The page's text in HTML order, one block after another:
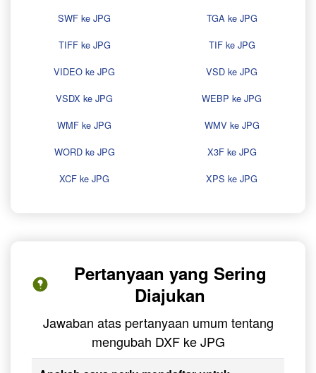
SWF ke JPG
TGA ke JPG
TIFF ke JPG
TIF ke JPG
VIDEO ke JPG
VSD ke JPG
VSDX ke JPG
WEBP ke JPG
WMF ke JPG
WMV ke JPG
WORD ke JPG
X3F ke JPG
XCF ke JPG
XPS ke JPG
Pertanyaan yang Sering
Diajukan
Jawaban atas pertanyaan umum tentang
mengubah DXF ke JPG